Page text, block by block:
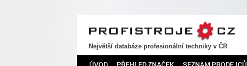
PROFISTROJE.CZ
Největší databáze profesionální techniky v ČR